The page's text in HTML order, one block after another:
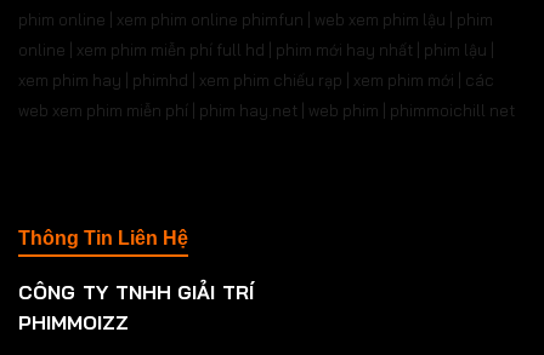
phim online | xem phim online phimfun | web xem phim lậu | phim
online | xem phim miễn phí full hd | phim mới hay nhất | phim lậu |
xem phim hay | phimhd | xem phim chiếu rạp | xem phim mới | các
web xem phim miễn phí | phim hay.net | web phim | phimmoichill net
Thông Tin Liên Hệ
CÔNG TY TNHH GIẢI TRÍ
PHIMMOIZZ